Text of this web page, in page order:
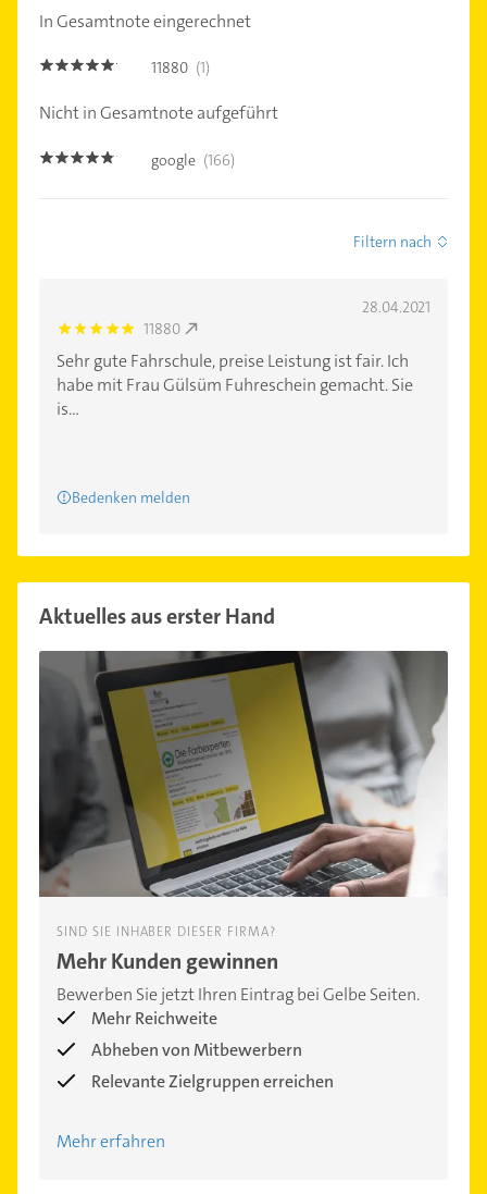
In Gesamtnote eingerechnet
5.0 11880 (1)
Nicht in Gesamtnote aufgeführt
4.7000003 google (166)
Filtern nach
28.04.2021
5.0 11880
Sehr gute Fahrschule, preise Leistung ist fair. Ich
habe mit Frau Gülsüm Fuhreschein gemacht. Sie
is...
Bedenken melden
Aktuelles aus erster Hand
SIND SIE INHABER DIESER FIRMA?
Mehr Kunden gewinnen
Bewerben Sie jetzt Ihren Eintrag bei Gelbe Seiten.
Mehr Reichweite
Abheben von Mitbewerbern
Relevante Zielgruppen erreichen
Mehr erfahren